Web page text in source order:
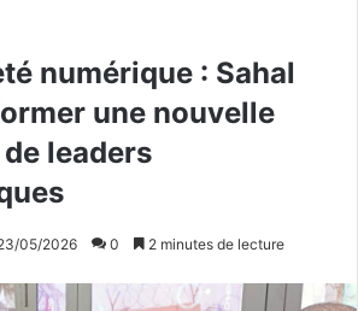
numérique : Sahal
une nouvelle
leaders
05/2026 0 2 minutes de lecture